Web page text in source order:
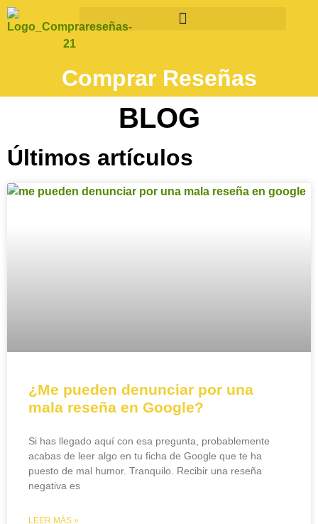
Comprar Reseñas
BLOG
Últimos artículos
¿Me pueden denunciar por una
mala reseña en Google?
Si has llegado aquí con esa pregunta, probablemente
acabas de leer algo en tu ficha de Google que te ha
puesto de mal humor. Tranquilo. Recibir una reseña
negativa es
LEER MÁS »